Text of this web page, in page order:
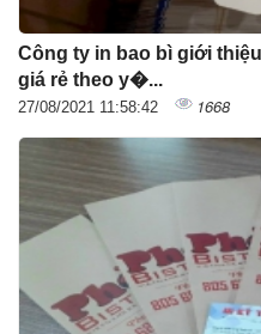
Công ty in bao bì giới
giá rẻ theo y�...
27/08/2021 11:58:42 1668